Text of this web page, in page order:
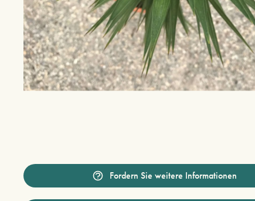
Fordern Sie weitere Informationen